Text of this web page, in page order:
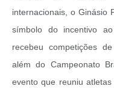
internacionais, o Ginásio
símbolo do incentivo
recebeu competições
além do Campeonato
evento que reuniu